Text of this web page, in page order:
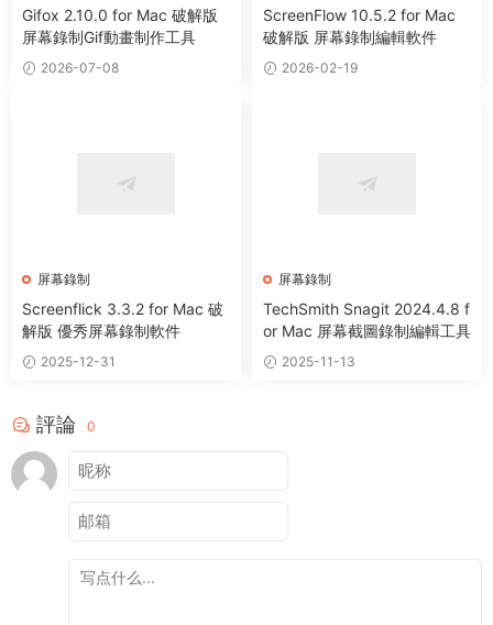
Gifox 2.10.0 for Mac 破解版
屏幕錄制Gif動畫制作工具
2026-07-08
ScreenFlow 10.5.2 for Mac
破解版 屏幕錄制編輯軟件
2026-02-19
屏幕錄制
Screenflick 3.3.2 for Mac 破
解版 優秀屏幕錄制軟件
2025-12-31
屏幕錄制
TechSmith Snagit 2024.4.8 f
or Mac 屏幕截圖錄制編輯工具
2025-11-13
評論 0